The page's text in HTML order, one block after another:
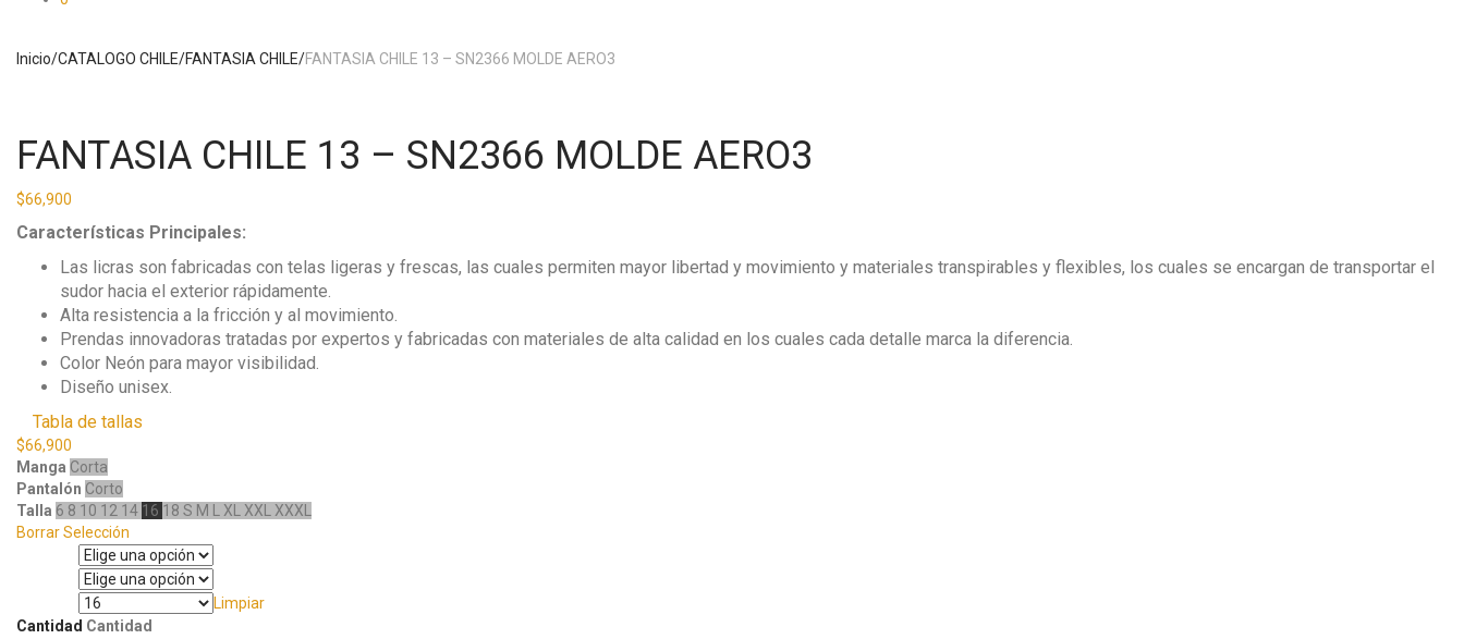
Inicio/CATALOGO CHILE/FANTASIA CHILE/FANTASIA CHILE 13 – SN2366 MOLDE AERO3
FANTASIA CHILE 13 – SN2366 MOLDE AERO3
$66,900
Características Principales:
Las licras son fabricadas con telas ligeras y frescas, las cuales permiten mayor libertad y movimiento y materiales transpirables y flexibles, los cuales se encargan de transportar el
sudor hacia el exterior rápidamente.
Alta resistencia a la fricción y al movimiento.
Prendas innovadoras tratadas por expertos y fabricadas con materiales de alta calidad en los cuales cada detalle marca la diferencia.
Color Neón para mayor visibilidad.
Diseño unisex.
Tabla de tallas
$66,900
Manga Corta
Pantalón Corto
Talla 6 8 10 12 14 16 18 S M L XL XXL XXXL
Borrar Selección
Limpiar
Cantidad Cantidad